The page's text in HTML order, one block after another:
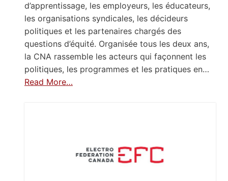
d’apprentissage, les employeurs, les éducateurs,
les organisations syndicales, les décideurs
politiques et les partenaires chargés des
questions d’équité. Organisée tous les deux ans,
la CNA rassemble les acteurs qui façonnent les
politiques, les programmes et les pratiques en…
Read More…